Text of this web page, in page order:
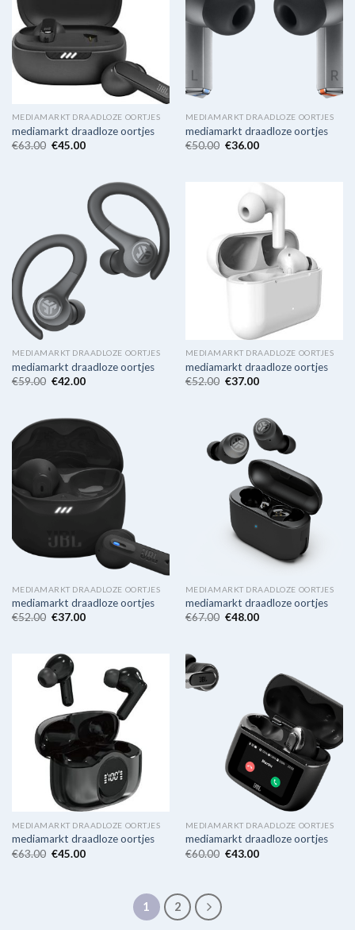
MEDIAMARKT DRAADLOZE OORTJES
mediamarkt draadloze oortjes
€63.00 €45.00
MEDIAMARKT DRAADLOZE OORTJES
mediamarkt draadloze oortjes
€50.00 €36.00
MEDIAMARKT DRAADLOZE OORTJES
mediamarkt draadloze oortjes
€59.00 €42.00
MEDIAMARKT DRAADLOZE OORTJES
mediamarkt draadloze oortjes
€52.00 €37.00
MEDIAMARKT DRAADLOZE OORTJES
mediamarkt draadloze oortjes
€52.00 €37.00
MEDIAMARKT DRAADLOZE OORTJES
mediamarkt draadloze oortjes
€67.00 €48.00
MEDIAMARKT DRAADLOZE OORTJES
mediamarkt draadloze oortjes
€63.00 €45.00
MEDIAMARKT DRAADLOZE OORTJES
mediamarkt draadloze oortjes
€60.00 €43.00
1 2